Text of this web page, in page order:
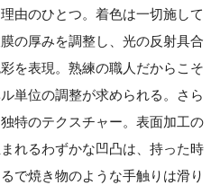
由のひとつ。着色は一切施して
の厚みを調整し、光の反射具合
を表現。熟練の職人だからこそ
単位の調整が求められる。さら
特のテクスチャー。表面加工の
れるわずかな凹凸は、持った時
で焼き物のような手触りは滑り